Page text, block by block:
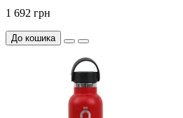
1 692 грн
До кошика